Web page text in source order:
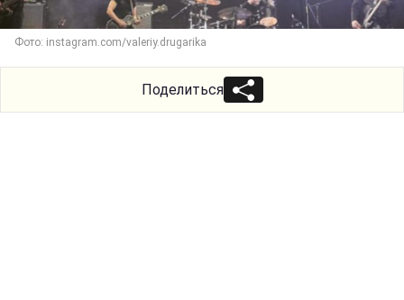
Фото: instagram.com/valeriy.drugarika
Поделиться